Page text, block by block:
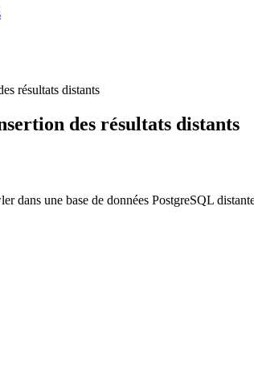
résultats distants
des résultats distants
dans une base de données PostgreSQL